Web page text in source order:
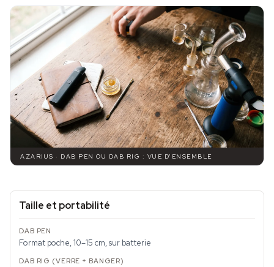
AZARIUS · DAB PEN OU DAB RIG : VUE D'ENSEMBLE
Taille et portabilité
Format poche, 10–15 cm, sur batterie